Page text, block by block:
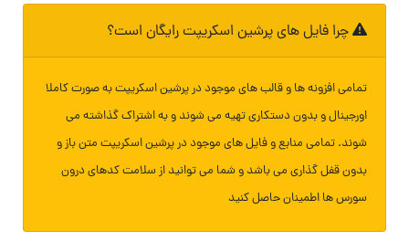
چرا فایل های پرشین اسکریپت رایگان است؟
تمامی افزونه ها و قالب های موجود در پرشین اسکریپت به صورت کاملا
اورجینال و بدون دستکاری تهیه می شوند و به اشتراک گذاشته می
شوند. تمامی منابع و فایل های موجود در پرشین اسکریپت متن باز و
بدون قفل گذاری می باشد و شما می توانید از سلامت کدهای درون
سورس ها اطمینان حاصل کنید